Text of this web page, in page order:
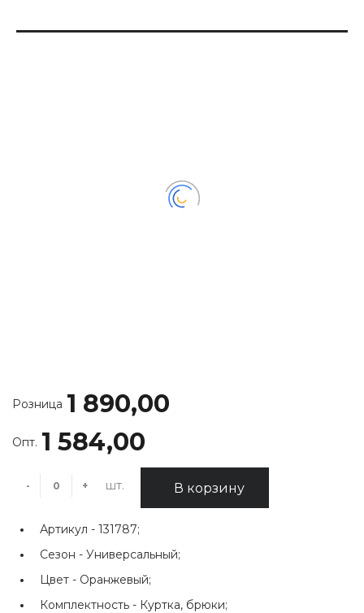
Розница 1 890,00
Опт. 1 584,00
- + шт. В корзину
Артикул - 131787;
Сезон - Универсальный;
Цвет - Оранжевый;
Комплектность - Куртка, брюки;